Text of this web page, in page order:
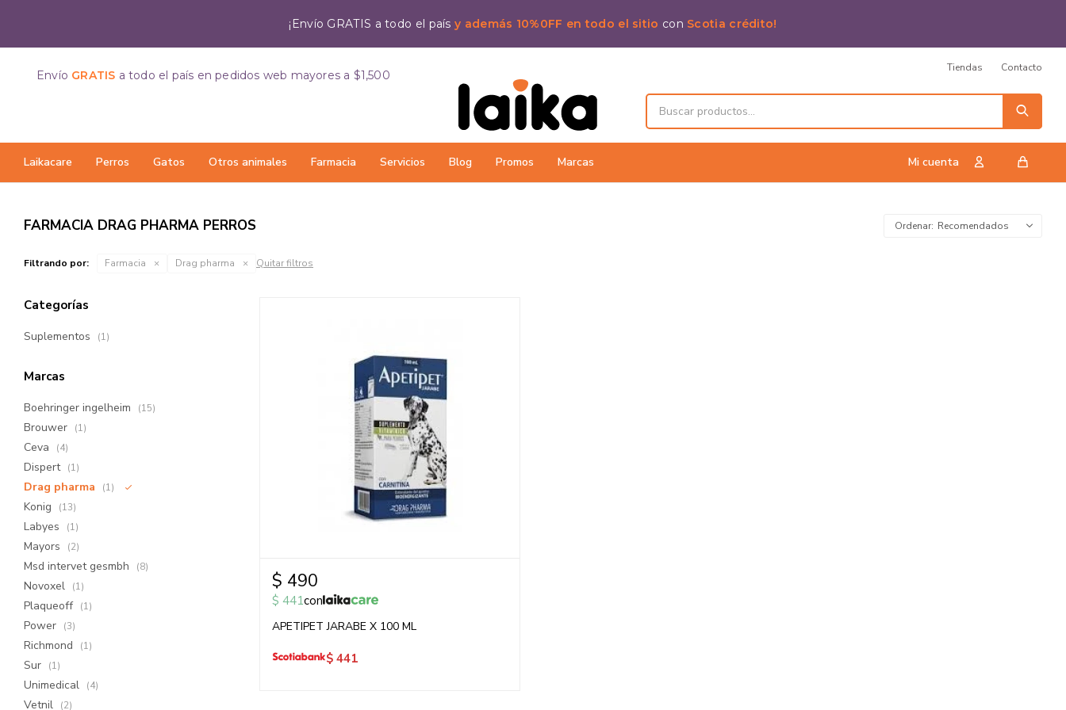
¡Envío GRATIS a todo el paísy además 10%0FF en todo el sitio con Scotia crédito!
Laikacare Perros Gatos Otros animales Farmacia Servicios Blog Promos Marcas
Envío GRATIS a todo el país en pedidos web mayores a $1,500
Tiendas Contacto
FARMACIA DRAG PHARMA PERROS Recomendados
Filtrando por: Farmacia Drag pharma Quitar filtros
$ 490
$ 441con
APETIPET JARABE X 100 ML
$ 441
Categorías
Suplementos (1)
Marcas
Boehringer ingelheim (15)
Brouwer (1)
Ceva (4)
Dispert (1)
Drag pharma (1)
Konig (13)
Labyes (1)
Mayors (2)
Msd intervet gesmbh (8)
Novoxel (1)
Plaqueoff (1)
Power (3)
Richmond (1)
Sur (1)
Unimedical (4)
Vetnil (2)